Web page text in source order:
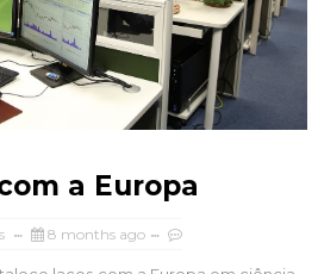
a Europa
8 months ago